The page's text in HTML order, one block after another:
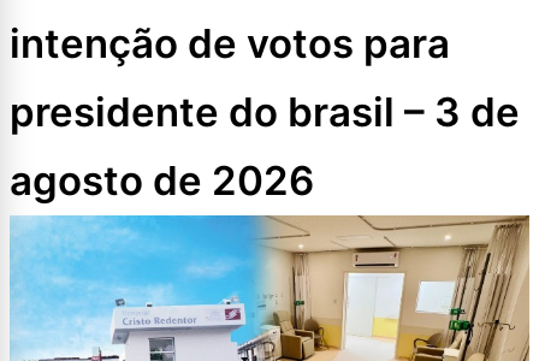
intenção de votos para
presidente do brasil – 3 de
agosto de 2026